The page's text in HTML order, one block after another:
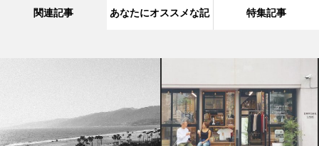
関連記事 あなたにオススメな記 特集記事